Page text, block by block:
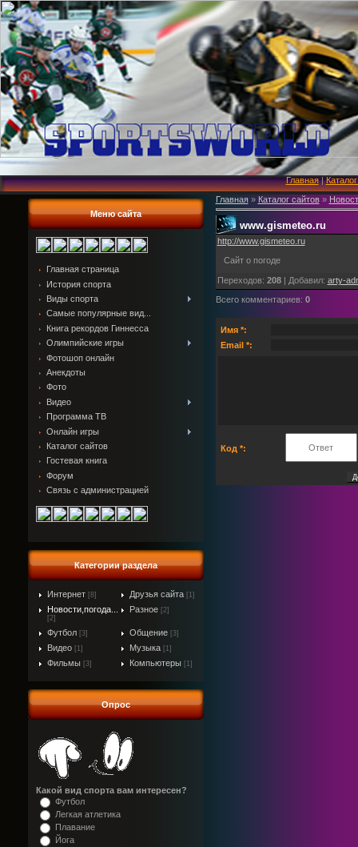
Главная|
Меню сайта
Главная страница
История спорта
Виды спорта
Самые популярные вид...
Книга рекордов Гиннесса
Олимпийские игры
Фотошоп онлайн
Анекдоты
Фото
Видео
Программа ТВ
Онлайн игры
Каталог сайтов
Гостевая книга
Форум
Связь с администрацией
Категории раздела
Интернет [8] Друзья сайта [1]
Новости,погода...
[2]
Разное [2]
Футбол [3] Общение [3]
Видео [1] Музыка [1]
Фильмы [3] Компьютеры [1]
Опрос
Какой вид спорта вам интересен?
Футбол
Легкая атлетика
Плавание
Йога
Главная» Каталог сайтов»
www.gismeteo.ru
http://www.gismeteo.ru
Сайт о погоде
Переходов: 208| Добавил: arty-
Всего комментариев: 0
Имя *:
Email *:
Код *: